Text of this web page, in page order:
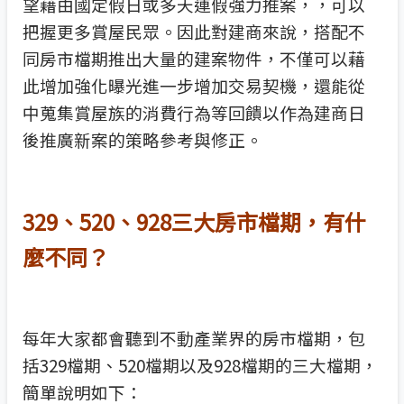
把握更多賞屋民眾。因此對建商來說，搭配不
同房市檔期推出大量的建案物件，不僅可以藉
此增加強化曝光進一步增加交易契機，還能從
中蒐集賞屋族的消費行為等回饋以作為建商日
後推廣新案的策略參考與修正。
329、520、928三大房市檔期，有什
麼不同？
每年大家都會聽到不動產業界的房市檔期，包
括329檔期、520檔期以及928檔期的三大檔期，
簡單說明如下：